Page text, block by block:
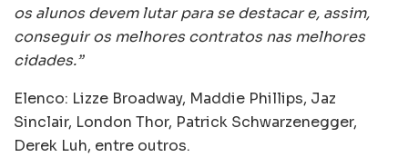
os alunos devem lutar para se destacar e, assim,
conseguir os melhores contratos nas melhores
cidades.”
Elenco: Lizze Broadway, Maddie Phillips, Jaz
Sinclair, London Thor, Patrick Schwarzenegger,
Derek Luh, entre outros.